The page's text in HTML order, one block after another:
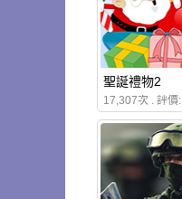
聖誕禮物2
17,307次 . 評價: